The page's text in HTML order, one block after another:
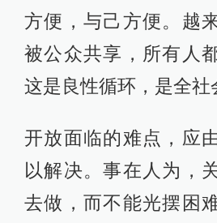
方便，与己方便。越
被公众共享，所有人
这是良性循环，是全社
开放面临的难点，应
以解决。事在人为，
去做，而不能光摆困